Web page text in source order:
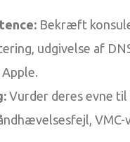
Bekræft
udgivelse af
Vurder deres evne